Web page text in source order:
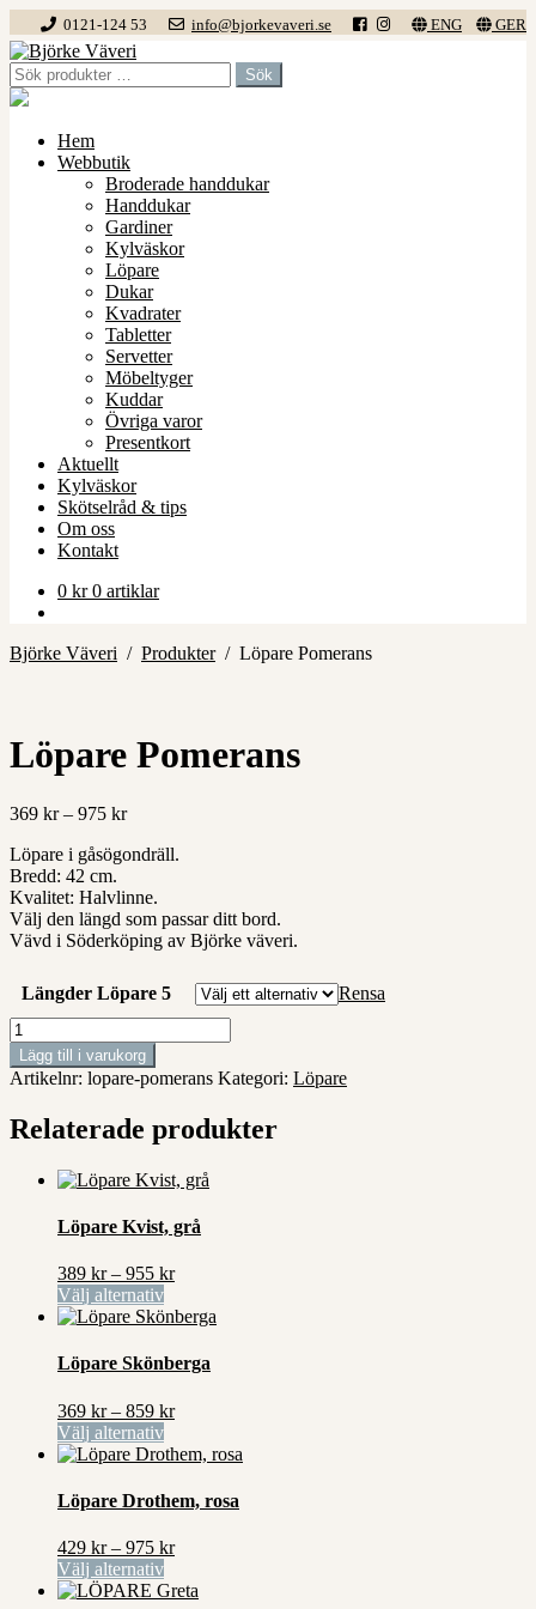
0121-124 53 info@bjorkevaveri.se ENG GER
Hoppa
till
navigering
Hoppa
till
innehåll
Sök
efter:
Sök
Hem
Webbutik
Broderade handdukar
Handdukar
Gardiner
Kylväskor
Löpare
Dukar
Kvadrater
Tabletter
Servetter
Möbeltyger
Kuddar
Övriga varor
Presentkort
Aktuellt
Kylväskor
Skötselråd & tips
Om oss
Kontakt
0 kr 0 artiklar
Björke Väveri / Produkter/ Löpare Pomerans
Löpare Pomerans
369 kr – 975 krPrisintervall:
till
Löpare i gåsögondräll.
Bredd: 42 cm.
Kvalitet: Halvlinne.
Välj den längd som passar ditt bord.
Vävd i Söderköping av Björke väveri.
Längder Löpare 5
Rensa
Löpare
Pomerans
mängd
Lägg till i varukorg
Artikelnr: lopare-pomerans Kategori: Löpare
Relaterade produkter
Löpare Kvist, grå
389 kr – 955 krPrisintervall:
till
Välj alternativDen
här
har
flera
De
olika
alternativen
väljas
produktsidan
Löpare Skönberga
369 kr – 859 krPrisintervall:
till
Välj alternativDen
här
har
De
olika
alternativen
Löpare Drothem, rosa
429 kr – 975 krPrisintervall:
till
Välj alternativDen
här